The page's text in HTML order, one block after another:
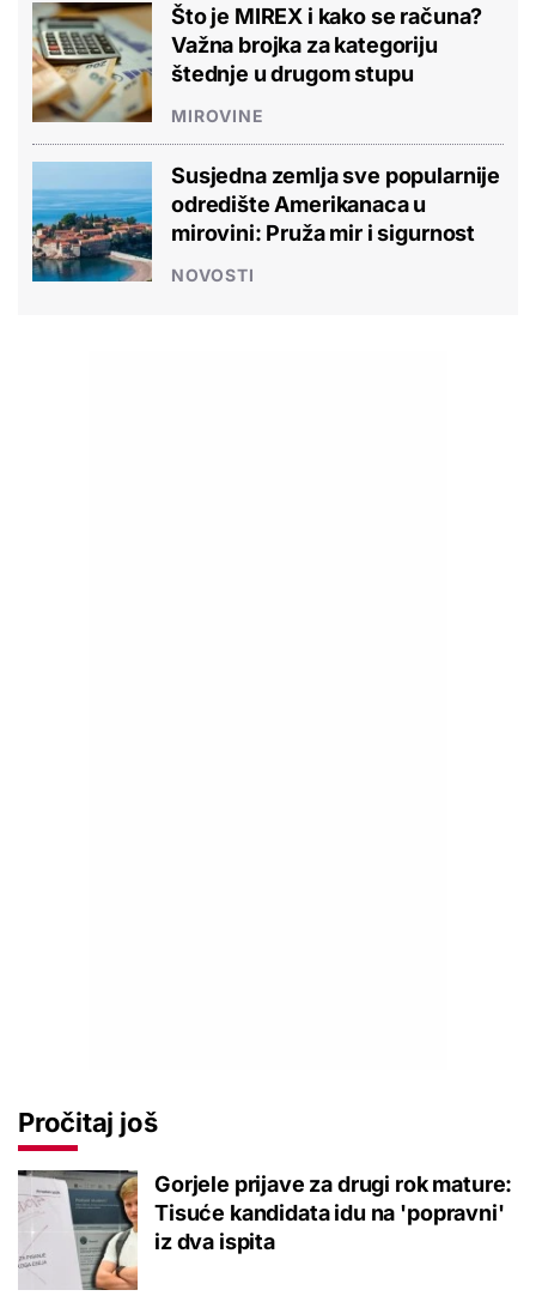
Što je MIREX i kako se računa?
Važna brojka za kategoriju
štednje u drugom stupu
MIROVINE
Susjedna zemlja sve popularnije
odredište Amerikanaca u
mirovini: Pruža mir i sigurnost
NOVOSTI
Pročitaj još
Gorjele prijave za drugi rok mature:
Tisuće kandidata idu na 'popravni'
iz dva ispita